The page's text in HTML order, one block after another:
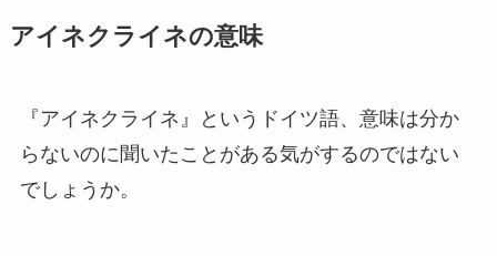
アイネクライネの意味
『アイネクライネ』というドイツ語、意味は分か
らないのに聞いたことがある気がするのではない
でしょうか。